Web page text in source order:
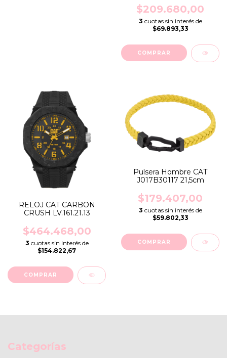
$209.680,00
3 cuotas sin interés de
$69.893,33
RELOJ CAT CARBON
CRUSH LV.161.21.13
$464.468,00
3 cuotas sin interés de
$154.822,67
Pulsera Hombre CAT
J017B30117 21,5cm
$179.407,00
3 cuotas sin interés de
$59.802,33
Categorías